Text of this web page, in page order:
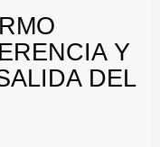
Y
DEL